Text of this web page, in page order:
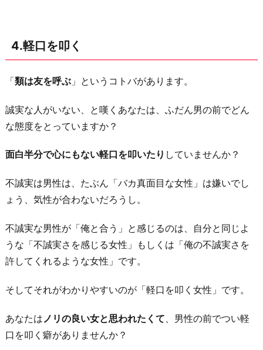
4.軽口を叩く
「類は友を呼ぶ 」というコトバがあります。
誠実な人がいない、と嘆くあなたは、ふだん男の前でどん
な態度をとっていますか？
面白半分で心にもない軽口を叩いたり していませんか？
不誠実は男性は、たぶん「バカ真面目な女性」は嫌いでし
ょう、気性が合わないだろうし。
不誠実な男性が「俺と合う」と感じるのは、自分と同じよ
うな「不誠実さを感じる女性」もしくは「俺の不誠実さを
許してくれるような女性」です。
そしてそれがわかりやすいのが「軽口を叩く女性」です。
あなたは ノリの良い女と思われたくて 、男性の前でつい軽
口を叩く癖がありませんか？